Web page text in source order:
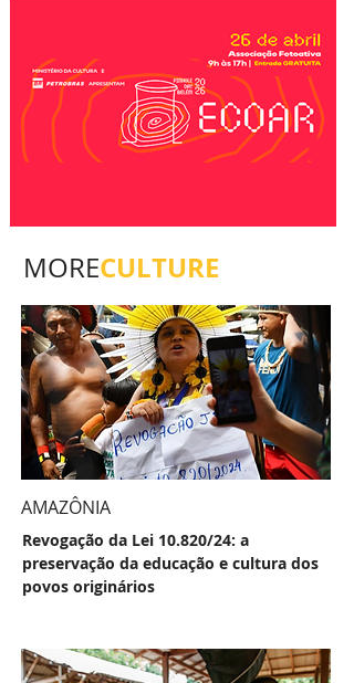
MORECULTURE
AMAZÔNIA
Revogação da Lei 10.820/24: a
preservação da educação e cultura dos
povos originários